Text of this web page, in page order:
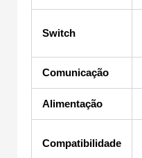
Switch
Comunicação
Alimentação
Compatibilidade